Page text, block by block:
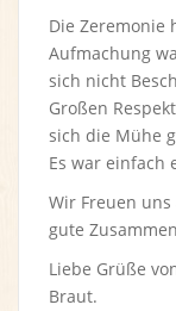
Die Zeremonie
Aufmachung
sich nicht
Großen
sich die Mühe
Es war einfach
Wir Freuen
gute
Liebe Grüße
Braut.